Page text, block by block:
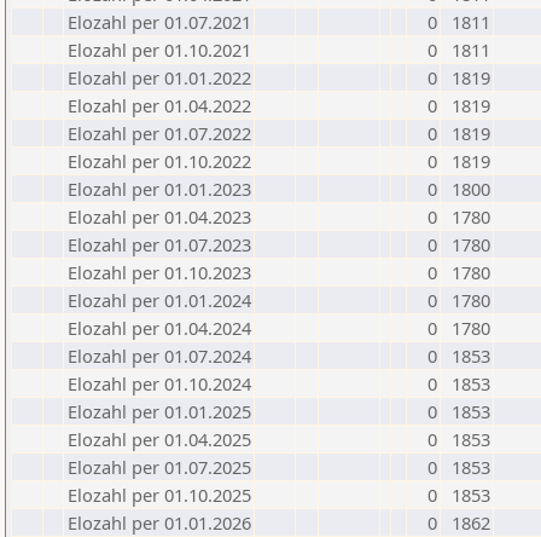
Elozahl per 01.07.2021
0
1811
Elozahl per 01.10.2021
0
1811
Elozahl per 01.01.2022
0
1819
Elozahl per 01.04.2022
0
1819
Elozahl per 01.07.2022
0
1819
Elozahl per 01.10.2022
0
1819
Elozahl per 01.01.2023
0
1800
Elozahl per 01.04.2023
0
1780
Elozahl per 01.07.2023
0
1780
Elozahl per 01.10.2023
0
1780
Elozahl per 01.01.2024
0
1780
Elozahl per 01.04.2024
0
1780
Elozahl per 01.07.2024
0
1853
Elozahl per 01.10.2024
0
1853
Elozahl per 01.01.2025
0
1853
Elozahl per 01.04.2025
0
1853
Elozahl per 01.07.2025
0
1853
Elozahl per 01.10.2025
0
1853
Elozahl per 01.01.2026
0
1862